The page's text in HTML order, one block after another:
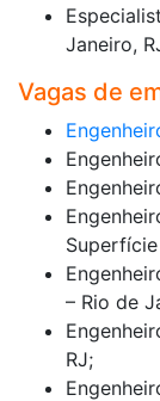
Janeiro,
Vagas de
– Rio de
RJ;